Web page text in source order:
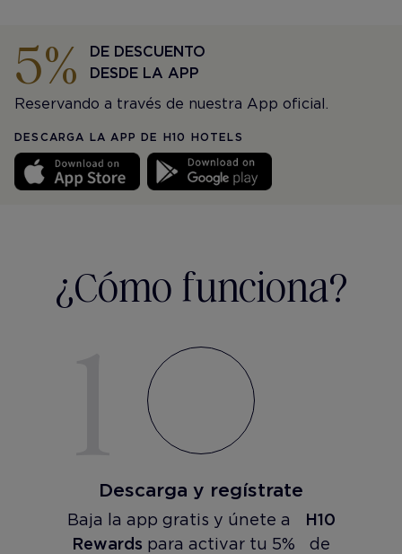
5%
DE DESCUENTO
DESDE LA APP
Reservando a través de nuestra App oficial.
DESCARGA LA APP DE H10 HOTELS
¿Cómo funciona?
Descarga y regístrate
Baja la app gratis y únete a
H10
Rewards para activar tu 5% de